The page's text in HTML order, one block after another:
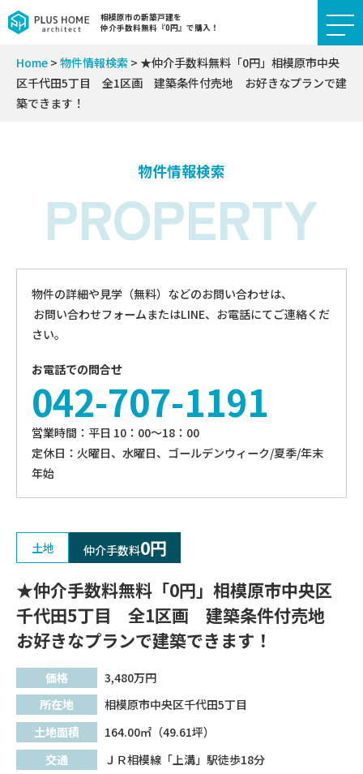
相模原市の新築戸建を
仲介手数料無料『0円』で購入！
Home > 物件情報検索 > ★仲介手数料無料「0円」相模原市中央
区千代田5丁目 全1区画 建築条件付売地 お好きなプランで建
築できます！
物件情報検索
PROPERTY
物件の詳細や見学（無料）などのお問い合わせは、
お問い合わせフォームまたはLINE、お電話にてご連絡くだ
さい。
お電話での問合せ
042-707-1191
営業時間：平⽇ 10：00〜18：00
定休⽇：火曜日、⽔曜⽇、ゴールデンウィーク/夏季/年末
年始
土地 仲介手数料0円
★仲介手数料無料「0円」相模原市中央区
千代田5丁目 全1区画 建築条件付売地
お好きなプランで建築できます！
価格 3,480万円
所在地
相模原市中央区千代田5丁目
土地面積
164.00㎡（49.61坪）
交通
ＪＲ相模線「上溝」駅徒歩18分